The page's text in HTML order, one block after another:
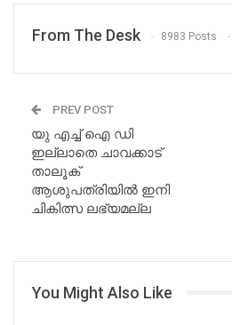
From The Desk 8983 Posts
PREV POST
യു എച്ച് ഐ ഡി
ഇല്ലാതെ ചാവക്കാട്
താലൂക്
ആശുപത്രിയിൽ ഇനി
ചികിത്സ ലഭ്യമല്ല
You Might Also Like